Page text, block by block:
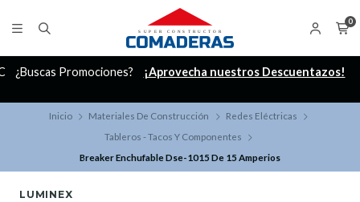
0
¿Buscas Promociones? ¡Aprovecha nuestros Descuentazos!
Inicio Materiales De Construcción
Redes Eléctricas
Tableros - Tacos Y Componentes
Breaker Enchufable Dse-1015 De 15 Amperios
LUMINEX